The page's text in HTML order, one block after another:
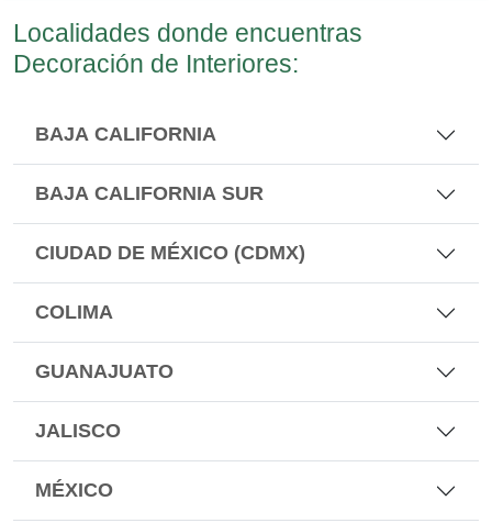
Localidades donde encuentras
Decoración de Interiores:
BAJA CALIFORNIA
BAJA CALIFORNIA SUR
CIUDAD DE MÉXICO (CDMX)
COLIMA
GUANAJUATO
JALISCO
MÉXICO